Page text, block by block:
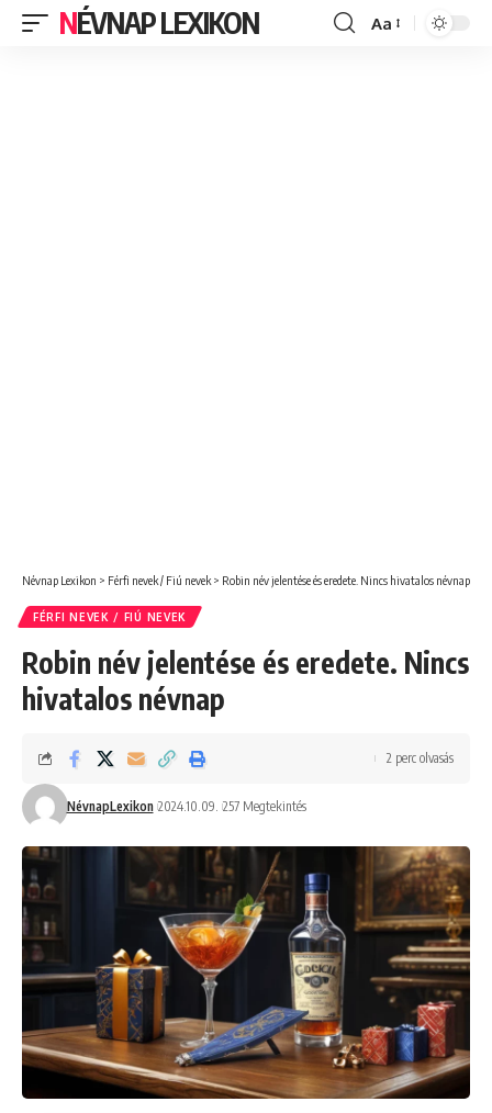
NÉVNAP LEXIKON
Font
Aa
Névnap Lexikon > Férfi nevek / Fiú nevek > Robin név jelentése és eredete. Nincs hivatalos névnap
FÉRFI NEVEK / FIÚ NEVEK
Robin név jelentése és eredete. Nincs
hivatalos névnap
NévnapLexikon 2024.10.09. 257 Megtekintés
2 perc olvasás